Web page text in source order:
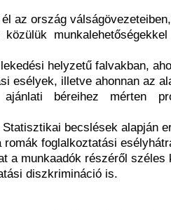
az ország
helyzetű falvakban,
esélyek, illetve ahonnan az
ajánlati béreihez mérten
becslések alapján
foglalkoztatási
a munkaadók részéről széles
diszkrimináció is.